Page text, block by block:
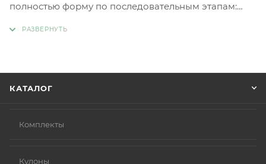
полностью форму по последовательным этапам:
КАТАЛОГ
Комплекты
Кулоны